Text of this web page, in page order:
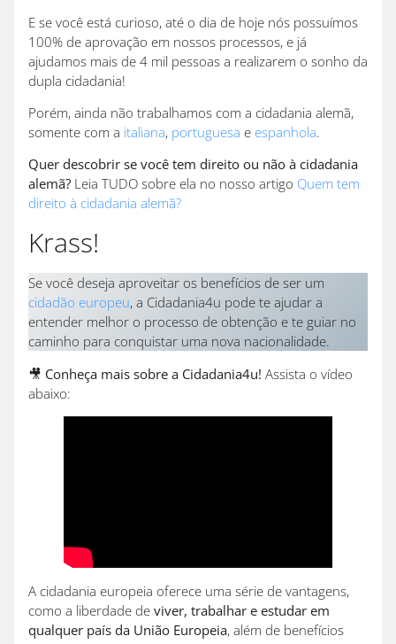
E se você está curioso, até o dia de hoje nós possuímos
100% de aprovação em nossos processos, e já
ajudamos mais de 4 mil pessoas a realizarem o sonho da
dupla cidadania!
Porém, ainda não trabalhamos com a cidadania alemã,
somente com a italiana, portuguesa e espanhola.
Quer descobrir se você tem direito ou não à cidadania
alemã? Leia TUDO sobre ela no nosso artigo Quem tem
direito à cidadania alemã?
Krass!
Se você deseja aproveitar os benefícios de ser um
cidadão europeu, a Cidadania4u pode te ajudar a
entender melhor o processo de obtenção e te guiar no
caminho para conquistar uma nova nacionalidade.
🎥 Conheça mais sobre a Cidadania4u! Assista o vídeo
abaixo:
A cidadania europeia oferece uma série de vantagens,
como a liberdade de viver, trabalhar e estudar em
qualquer país da União Europeia, além de benefícios